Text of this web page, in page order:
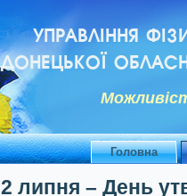
УПРАВЛІННЯ
ДОНЕЦЬКОЇ
Головна
2 липня – День